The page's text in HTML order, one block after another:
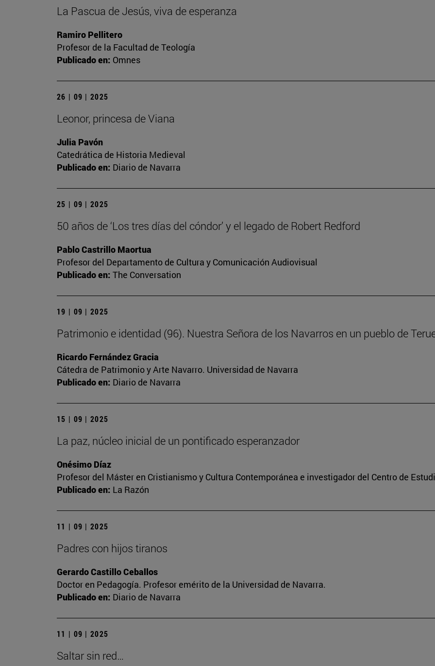
La Pascua de Jesús, viva de esperanza
Ramiro Pellitero
Profesor de la Facultad de Teología
Publicado en: Omnes
26 | 09 | 2025
Leonor, princesa de Viana
Julia Pavón
Catedrática de Historia Medieval
Publicado en: Diario de Navarra
25 | 09 | 2025
50 años de ‘Los tres días del cóndor’ y el legado de Robert Redford
Pablo Castrillo Maortua
Profesor del Departamento de Cultura y Comunicación Audiovisual
Publicado en: The Conversation
19 | 09 | 2025
Patrimonio e identidad (96). Nuestra Señora de los Navarros en un pueblo de
Ricardo Fernández Gracia
Cátedra de Patrimonio y Arte Navarro. Universidad de Navarra
Publicado en: Diario de Navarra
15 | 09 | 2025
La paz, núcleo inicial de un pontificado esperanzador
Onésimo Díaz
Profesor del Máster en Cristianismo y Cultura Contemporánea e investigador del Centro de
Publicado en: La Razón
11 | 09 | 2025
Padres con hijos tiranos
Gerardo Castillo Ceballos
Doctor en Pedagogía. Profesor emérito de la Universidad de Navarra.
Publicado en: Diario de Navarra
11 | 09 | 2025
Saltar sin red…